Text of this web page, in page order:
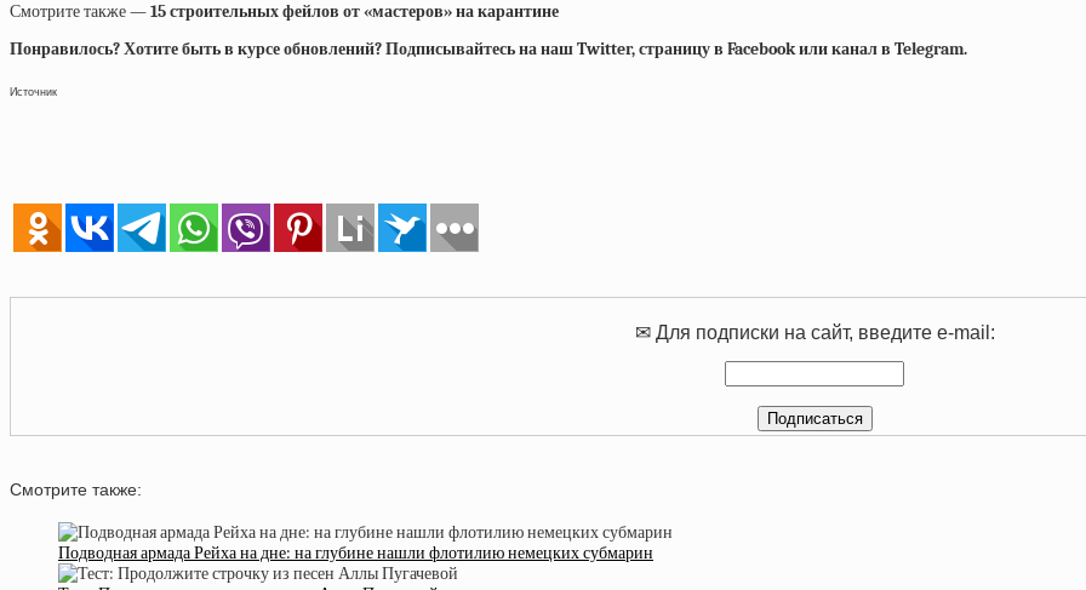
Смотрите также —15 строительных фейлов от «мастеров» на карантине
Понравилось? Хотите быть в курсе обновлений? Подписывайтесь на наш Twitter, страницу в Facebook или канал в Telegram.
Источник
✉ Для подписки на сайт, введите e-mail:
Смотрите также:
Подводная армада Рейха на дне: на глубине нашли флотилию немецких субмарин